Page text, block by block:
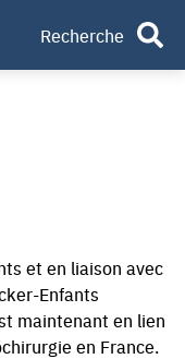
Recherche
et en liaison avec
Enfants
maintenant en lien
en France.